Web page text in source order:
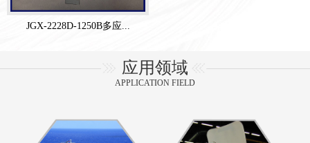
JGX-2228D-1250B多应...
应用领域
APPLICATION FIELD